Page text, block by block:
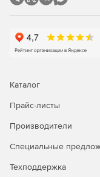
Каталог
Прайс-листы
Производители
Специальные
Техподдержка